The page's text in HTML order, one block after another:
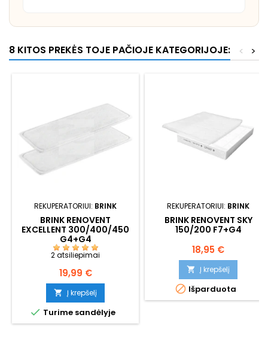
8 KITOS PREKĖS TOJE PAČIOJE KATEGORIJOJE: >
<
REKUPERATORIUI: BRINK
BRINK RENOVENT
EXCELLENT 300/400/450
G4+G4
2 atsiliepimai
Kaina
19,99 €
 Į krepšelį
 Turime sandėlyje
REKUPERATORIUI: BRINK
BRINK RENOVENT SKY
150/200 F7+G4
Kaina
18,95 €
 Į krepšelį
 Išparduota